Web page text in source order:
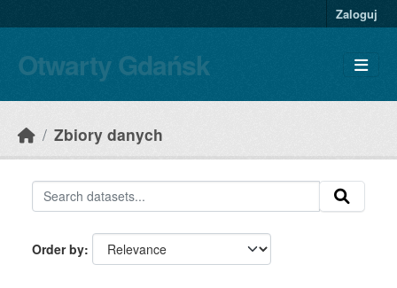
Zaloguj
Otwarty Gdańsk
Zbiory danych
Order by